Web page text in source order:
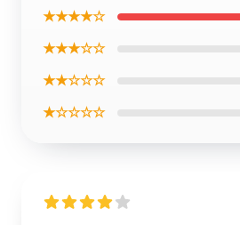
★★★★☆
★★★☆☆
★★☆☆☆
★☆☆☆☆